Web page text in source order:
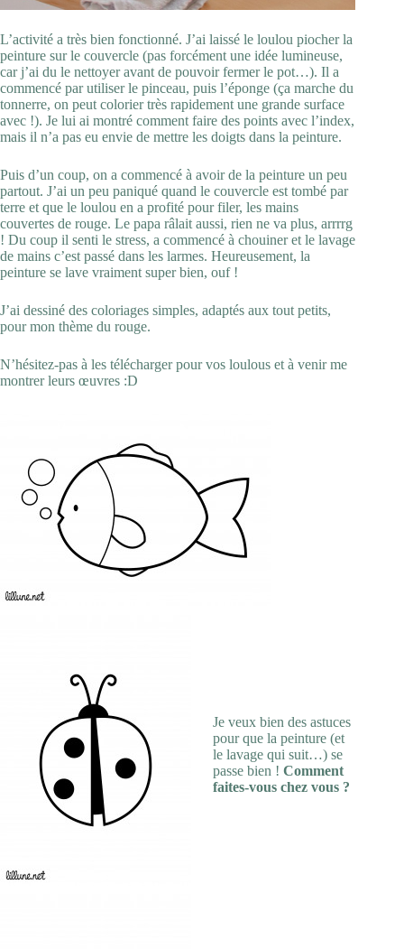
L’activité a très bien fonctionné. J’ai laissé le loulou piocher la
peinture sur le couvercle (pas forcément une idée lumineuse,
car j’ai du le nettoyer avant de pouvoir fermer le pot…). Il a
commencé par utiliser le pinceau, puis l’éponge (ça marche du
tonnerre, on peut colorier très rapidement une grande surface
avec !). Je lui ai montré comment faire des points avec l’index,
mais il n’a pas eu envie de mettre les doigts dans la peinture.
Puis d’un coup, on a commencé à avoir de la peinture un peu
partout. J’ai un peu paniqué quand le couvercle est tombé par
terre et que le loulou en a profité pour filer, les mains
couvertes de rouge. Le papa râlait aussi, rien ne va plus, arrrrg
! Du coup il senti le stress, a commencé à chouiner et le lavage
de mains c’est passé dans les larmes. Heureusement, la
peinture se lave vraiment super bien, ouf !
J’ai dessiné des coloriages simples, adaptés aux tout petits,
pour mon thème du rouge.
N’hésitez-pas à les télécharger pour vos loulous et à venir me
montrer leurs œuvres :D
Je veux bien des astuces
pour que la peinture (et
le lavage qui suit…) se
passe bien ! Comment
faites-vous chez vous ?